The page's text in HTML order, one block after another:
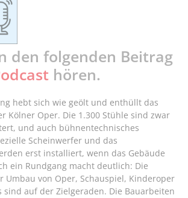
den folgenden Beitrag
hören.
hebt sich wie geölt und enthüllt das
Kölner Oper. Die 1.300 Stühle sind zwar
und auch bühnentechnisches
Scheinwerfer und das
erst installiert, wenn das Gebäude
ein Rundgang macht deutlich: Die
Umbau von Oper, Schauspiel, Kinderoper
sind auf der Zielgeraden. Die Bauarbeiten